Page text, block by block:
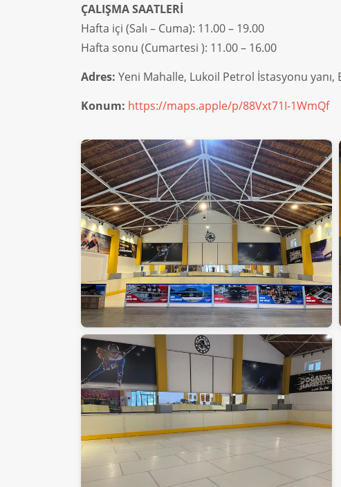
ÇALIŞMA SAATLERİ
Hafta içi (Salı – Cuma): 11.00 – 19.00
Hafta sonu (Cumartesi ): 11.00 – 16.00
Adres: Yeni Mahalle, Lukoil Petrol İstasyonu
Konum: https://maps.apple/p/88Vxt71I-1WmQf